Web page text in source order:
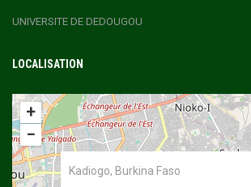
UNIVERSITE DE DEDOUGOU
LOCALISATION
Kadiogo, Burkina Faso
+
−